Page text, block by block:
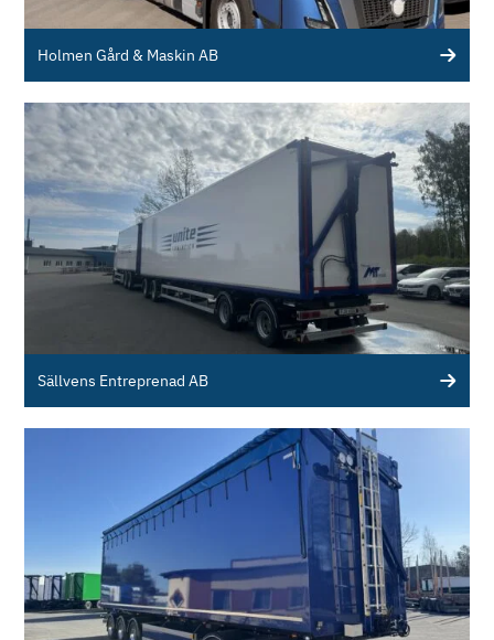
Holmen Gård & Maskin AB
Sällvens Entreprenad AB